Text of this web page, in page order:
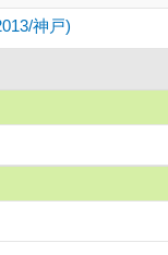
神戸)